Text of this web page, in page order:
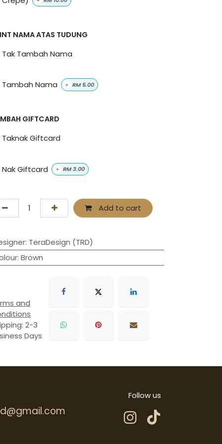
NAMA ATAS TUDUNG
Tak Tambah Nama
Tambah Nama + RM5.00
GIFTCARD
Taknak Giftcard
Nak Giftcard + RM3.00
Add to cart
: TeraDesign (TRD)
: Brown
and
2-3
Days
Follow us